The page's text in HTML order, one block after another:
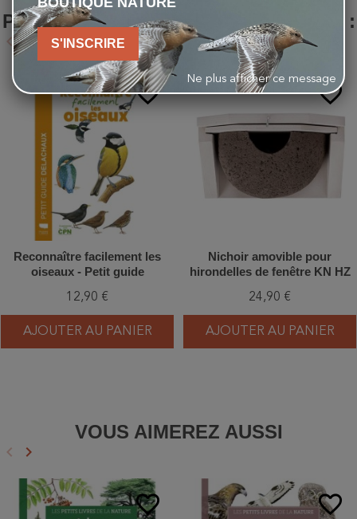
PRODUIT ONT ÉGALEMENT ACHETÉ :
Précédent
keyboard_arrow_left Suivant
keyboard_arrow_right
favorite_border
Reconnaître facilement les
oiseaux - Petit guide
12,90 €
AJOUTER AU PANIER
favorite_border
Nichoir amovible pour
hirondelles de fenêtre KN HZ
24,90 €
AJOUTER AU PANIER
VOUS AIMEREZ AUSSI
Précédent
keyboard_arrow_left Suivant
keyboard_arrow_right
favorite_border favorite_border
S'INSCRIRE
Ne plus afficher ce message